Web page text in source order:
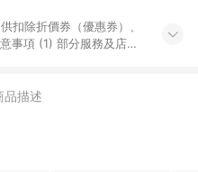
天KOBO電子書，請詳閱
時內結帳，才享有 LINE
品描述